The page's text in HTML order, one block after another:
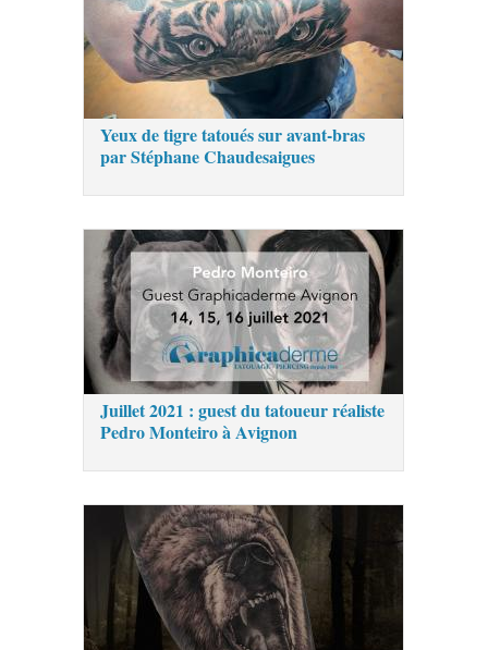
Yeux de tigre tatoués sur avant-bras
par Stéphane Chaudesaigues
Juillet 2021 : guest du tatoueur réaliste
Pedro Monteiro à Avignon